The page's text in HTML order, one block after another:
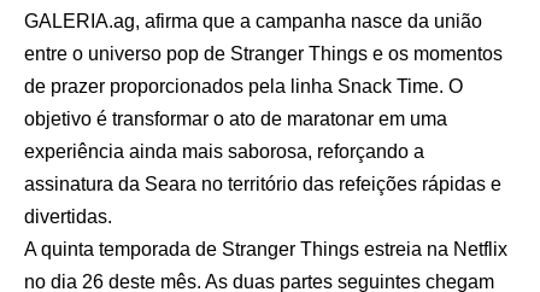
GALERIA.ag, afirma que a campanha nasce da união
entre o universo pop de Stranger Things e os momentos
de prazer proporcionados pela linha Snack Time. O
objetivo é transformar o ato de maratonar em uma
experiência ainda mais saborosa, reforçando a
assinatura da Seara no território das refeições rápidas e
divertidas.
A quinta temporada de Stranger Things estreia na Netflix
no dia 26 deste mês. As duas partes seguintes chegam